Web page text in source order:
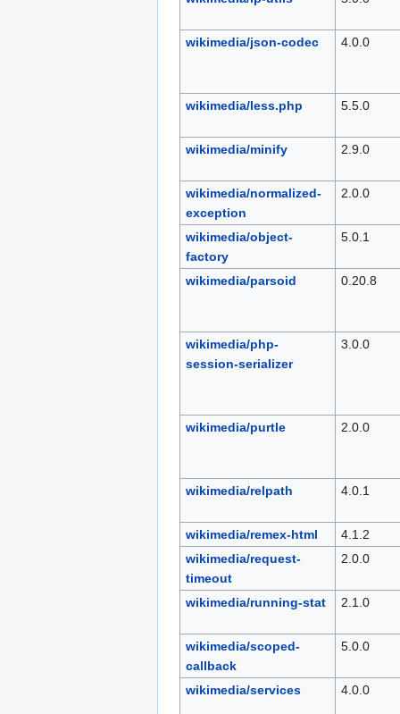
wikimedia/json-codec 4.0.0
wikimedia/less.php 5.5.0
wikimedia/minify 2.9.0
wikimedia/normalized-
exception
2.0.0
wikimedia/object-
factory
5.0.1
wikimedia/parsoid 0.20.8
wikimedia/php-
session-serializer
3.0.0
wikimedia/purtle 2.0.0
wikimedia/relpath 4.0.1
wikimedia/remex-html
4.1.2
wikimedia/request-
timeout
2.0.0
wikimedia/running-stat 2.1.0
wikimedia/scoped-
callback
5.0.0
wikimedia/services 4.0.0